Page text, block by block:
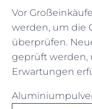
Vor
werden, um die
überprüfen.
geprüft werden,
Erwartungen